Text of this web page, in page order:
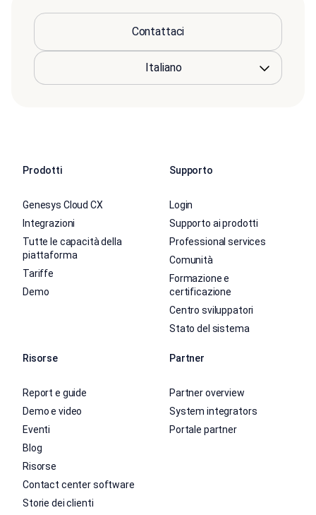
Contattaci
Prodotti
Genesys Cloud CX
Integrazioni
Tutte le capacità della
piattaforma
Tariffe
Demo
Supporto
Login
Supporto ai prodotti
Professional services
Comunità
Formazione e
certificazione
Centro sviluppatori
Stato del sistema
Risorse
Report e guide
Demo e video
Eventi
Blog
Risorse
Contact center software
Storie dei clienti
Partner
Partner overview
System integrators
Portale partner